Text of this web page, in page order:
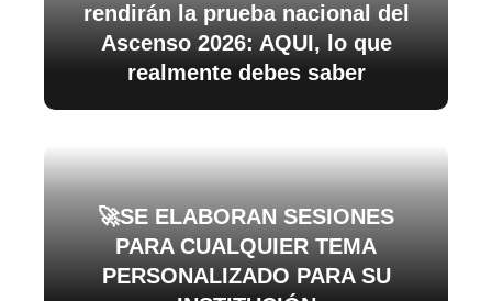
rendirán la prueba nacional del
Ascenso 2026: AQUI, lo que
realmente debes saber
🚀SE ELABORAN SESIONES
PARA CUALQUIER TEMA
PERSONALIZADO PARA SU